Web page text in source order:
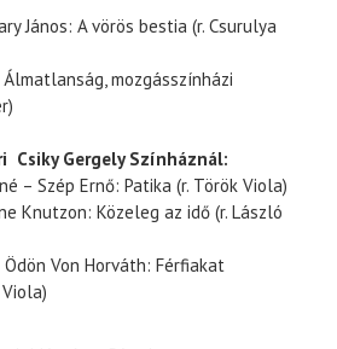
János: A vörös bestia (r. Csurulya
mozgásszínházi
Csiky Gergely Színháznál:
– Szép Ernő: Patika (r. Török Viola)
Knutzon: Közeleg az idő (r. László
Von Horváth: Férfiakat